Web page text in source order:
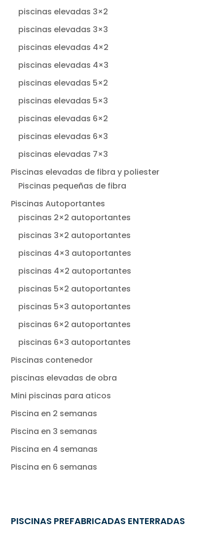
piscinas elevadas 3×2
piscinas elevadas 3×3
piscinas elevadas 4×2
piscinas elevadas 4×3
piscinas elevadas 5×2
piscinas elevadas 5×3
piscinas elevadas 6×2
piscinas elevadas 6×3
piscinas elevadas 7×3
Piscinas elevadas de fibra y poliester
Piscinas pequeñas de fibra
Piscinas Autoportantes
piscinas 2×2 autoportantes
piscinas 3×2 autoportantes
piscinas 4×3 autoportantes
piscinas 4×2 autoportantes
piscinas 5×2 autoportantes
piscinas 5×3 autoportantes
piscinas 6×2 autoportantes
piscinas 6×3 autoportantes
Piscinas contenedor
piscinas elevadas de obra
Mini piscinas para aticos
Piscina en 2 semanas
Piscina en 3 semanas
Piscina en 4 semanas
Piscina en 6 semanas
PISCINAS PREFABRICADAS ENTERRADAS